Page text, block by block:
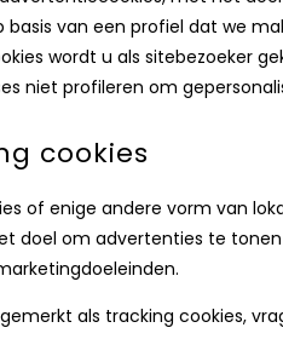
van een profiel dat we
wordt u als sitebezoeker
niet profileren om
cookies
of enige andere vorm van
doel om advertenties te
als tracking cookies,